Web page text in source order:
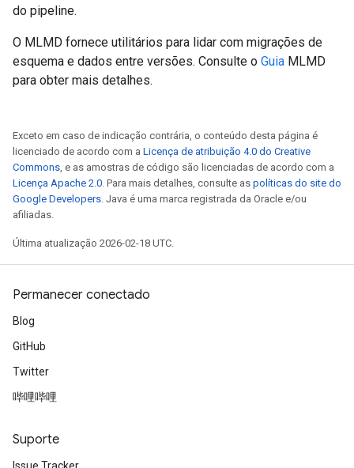
do pipeline.
O MLMD fornece utilitários para lidar com migrações de
esquema e dados entre versões. Consulte o Guia MLMD
para obter mais detalhes.
Exceto em caso de indicação contrária, o conteúdo desta página é
licenciado de acordo com a Licença de atribuição 4.0 do Creative
Commons , e as amostras de código são licenciadas de acordo com a
Licença Apache 2.0 . Para mais detalhes, consulte as políticas do site do
Google Developers . Java é uma marca registrada da Oracle e/ou
afiliadas.
Última atualização 2026-02-18 UTC.
Permanecer conectado
Blog
GitHub
Twitter
哔哩哔哩
Suporte